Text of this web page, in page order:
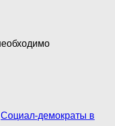
Социал-демократы в